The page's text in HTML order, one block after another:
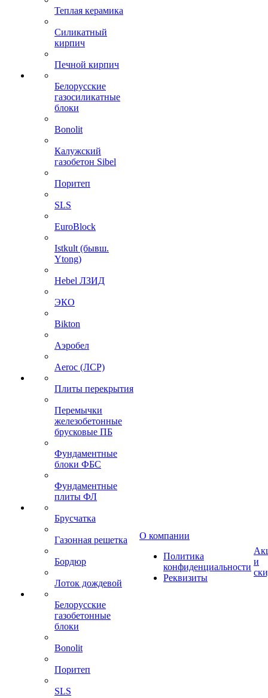
Теплая керамика
Силикатный
кирпич
Печной кирпич
Белорусские
газосиликатные
блоки
Bonolit
Калужский
газобетон Sibel
Поритеп
SLS
EuroBlock
Istkult (бывш.
Ytong)
Hebel ЛЗИД
ЭКО
Bikton
Аэробел
Aeroc (ЛСР)
Плиты перекрытия
Перемычки
железобетонные
брусковые ПБ
Фундаментные
блоки ФБС
Фундаментные
плиты ФЛ
Брусчатка
Газонная решетка
Бордюр
Лоток дождевой
Белорусские
газобетонные
блоки
Bonolit
Поритеп
SLS
О компании
Политика
конфиденциальности
Реквизиты
и